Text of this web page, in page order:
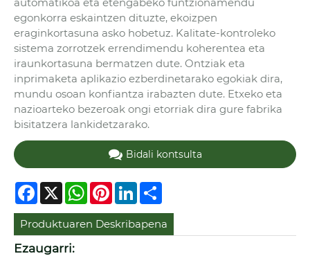
egonkorra eskaintzen dituzte, ekoizpen
eraginkortasuna asko hobetuz. Kalitate-kontroleko
sistema zorrotzek errendimendu koherentea eta
iraunkortasuna bermatzen dute. Ontziak eta
inprimaketa aplikazio ezberdinetarako egokiak dira,
mundu osoan konfiantza irabazten dute. Etxeko eta
nazioarteko bezeroak ongi etorriak dira gure fabrika
bisitatzera lankidetzarako.
Bidali kontsulta
Facebook
X WhatsApp
PinterestLinkedIn
Produktuaren Deskribapena
Ezaugarri: